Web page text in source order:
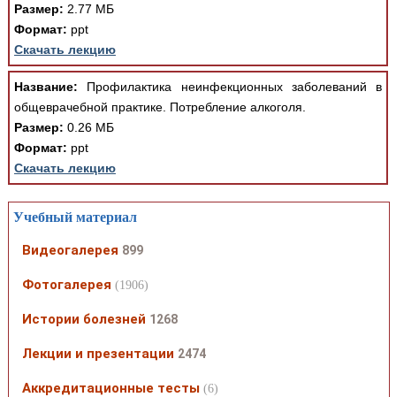
Размер: 2.77 МБ
Формат: ppt
Скачать лекцию
Название: Профилактика неинфекционных заболеваний в
общеврачебной практике. Потребление алкоголя.
Размер: 0.26 МБ
Формат: ppt
Скачать лекцию
Учебный материал
Видеогалерея 899
Фотогалерея (1906)
Истории болезней 1268
Лекции и презентации 2474
Аккредитационные тесты (6)